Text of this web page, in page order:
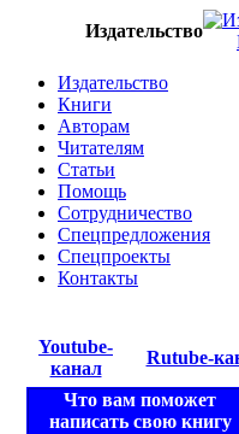
Издательство
Издательство
Книги
Авторам
Читателям
Статьи
Помощь
Сотрудничество
Спецпредложения
Спецпроекты
Контакты
Youtube-
канал
Rutube-
Что вам поможет
написать свою книгу